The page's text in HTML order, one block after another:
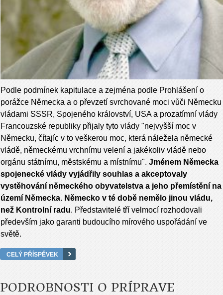
Podle podmínek kapitulace a zejména podle Prohlášení o
porážce Německa a o převzetí svrchované moci vůči Německu
vládami SSSR, Spojeného království, USA a prozatímní vlády
Francouzské republiky přijaly tyto vlády "nejvyšší moc v
Německu, čítajíc v to veškerou moc, která náležela německé
vládě, německému vrchnímu velení a jakékoliv vládě nebo
orgánu státnímu, městskému a místnímu". Jménem Německa
spojenecké vlády vyjádřily souhlas a akceptovaly
vystěhování německého obyvatelstva a jeho přemístění na
území Německa. Německo v té době nemělo jinou vládu,
než Kontrolní radu. Představitelé tří velmocí rozhodovali
především jako garanti budoucího mírového uspořádání ve
světě.
CELÝ PŘÍSPĚVEK
PODROBNOSTI O PRÍPRAVE